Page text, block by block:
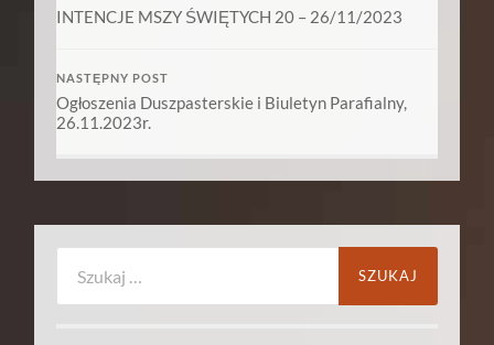
INTENCJE MSZY ŚWIĘTYCH 20 – 26/11/2023
NASTĘPNY POST
Ogłoszenia Duszpasterskie i Biuletyn Parafialny,
26.11.2023r.